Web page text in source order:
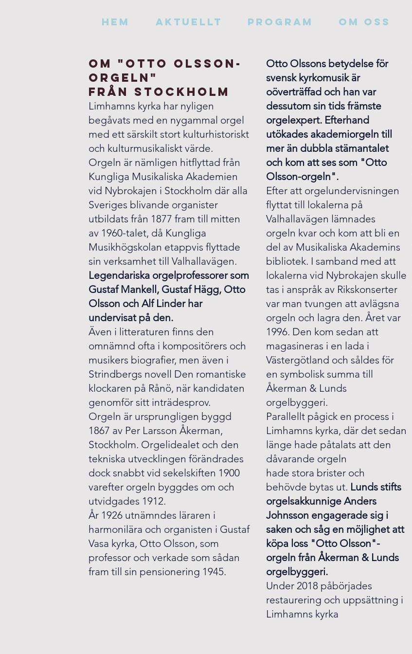
HEM AKTUELLT PROGRAM Om oss
Om "otto olsson-
orgeln"
från stockholm
Limhamns kyrka har nyligen
begåvats med en nygammal orgel
med ett särskilt stort kulturhistoriskt
och kulturmusikaliskt värde.
Orgeln är nämligen hitflyttad från
Kungliga Musikaliska Akademien
vid Nybrokajen i Stockholm där alla
Sveriges blivande organister
utbildats från 1877 fram till mitten
av 1960-talet, då Kungliga
Musikhögskolan etappvis flyttade
sin verksamhet till Valhallavägen.
Legendariska orgelprofessorer som
Gustaf Mankell, Gustaf Hägg, Otto
Olsson och Alf Linder har
undervisat på den.
Även i litteraturen finns den
omnämnd ofta i kompositörers och
musikers biografier, men även i
Strindbergs novell Den romantiske
klockaren på Rånö, när kandidaten
genomför sitt inträdesprov.
Orgeln är ursprungligen byggd
1867 av Per Larsson Åkerman,
Stockholm. Orgelidealet och den
tekniska utvecklingen förändrades
dock snabbt vid sekelskiften 1900
varefter orgeln byggdes om och
utvidgades 1912.
År 1926 utnämndes läraren i
harmonilära och organisten i Gustaf
Vasa kyrka, Otto Olsson, som
professor och verkade som sådan
fram till sin pensionering 1945.
Otto Olssons betydelse för
svensk kyrkomusik är
oöverträffad och han var
dessutom sin tids främste
orgelexpert. Efterhand
utökades akademiorgeln till
mer än dubbla stämantalet
och kom att ses som "Otto
Olsson-orgeln".
Efter att orgelundervisningen
flyttat till lokalerna på
Valhallavägen lämnades
orgeln kvar och kom att bli en
del av Musikaliska Akademins
bibliotek. I samband med att
lokalerna vid Nybrokajen skulle
tas i anspråk av Rikskonserter
var man tvungen att avlägsna
orgeln och lagra den. Året var
1996. Den kom sedan att
magasineras i en lada i
Västergötland och såldes för
en symbolisk summa till
Åkerman & Lunds
orgelbyggeri.
Parallellt pågick en process i
Limhamns kyrka, där det sedan
länge hade påtalats att den
dåvarande orgeln
hade stora brister och
behövde bytas ut. Lunds stifts
orgelsakkunnige Anders
Johnsson engagerade sig i
saken och såg en möjlighet att
köpa loss "Otto Olsson"-
orgeln från Åkerman & Lunds
orgelbyggeri.
Under 2018 påbörjades
restaurering och uppsättning i
Limhamns kyrka